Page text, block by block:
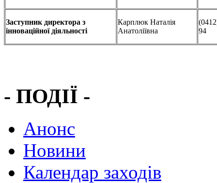
Заступник директора з
інноваційної діяльності
Карплюк Наталія
Анатоліївна
94
- ПОДІЇ -
Анонс
Новини
Календар заходів